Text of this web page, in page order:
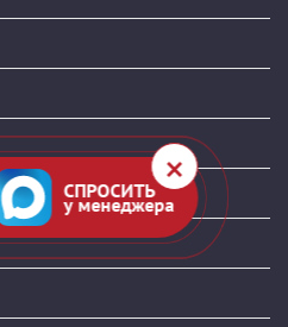
СПРОСИТЬ
у менеджера